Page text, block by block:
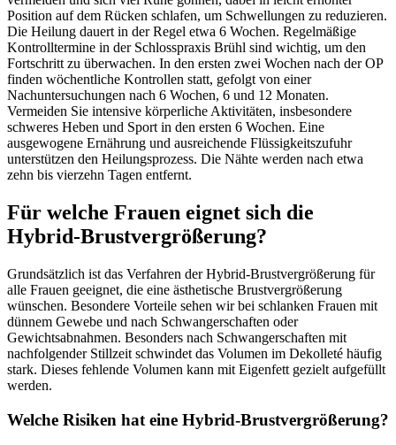
Position auf dem Rücken schlafen, um Schwellungen zu reduzieren.
Die Heilung dauert in der Regel etwa 6 Wochen. Regelmäßige
Kontrolltermine in der Schlosspraxis Brühl sind wichtig, um den
Fortschritt zu überwachen. In den ersten zwei Wochen nach der OP
finden wöchentliche Kontrollen statt, gefolgt von einer
Nachuntersuchungen nach 6 Wochen, 6 und 12 Monaten.
Vermeiden Sie intensive körperliche Aktivitäten, insbesondere
schweres Heben und Sport in den ersten 6 Wochen. Eine
ausgewogene Ernährung und ausreichende Flüssigkeitszufuhr
unterstützen den Heilungsprozess. Die Nähte werden nach etwa
zehn bis vierzehn Tagen entfernt.
Für welche Frauen eignet sich die
Hybrid-Brustvergrößerung?
Grundsätzlich ist das Verfahren der Hybrid-Brustvergrößerung für
alle Frauen geeignet, die eine ästhetische Brustvergrößerung
wünschen. Besondere Vorteile sehen wir bei schlanken Frauen mit
dünnem Gewebe und nach Schwangerschaften oder
Gewichtsabnahmen. Besonders nach Schwangerschaften mit
nachfolgender Stillzeit schwindet das Volumen im Dekolleté häufig
stark. Dieses fehlende Volumen kann mit Eigenfett gezielt aufgefüllt
werden.
Welche Risiken hat eine Hybrid-Brustvergrößerung?